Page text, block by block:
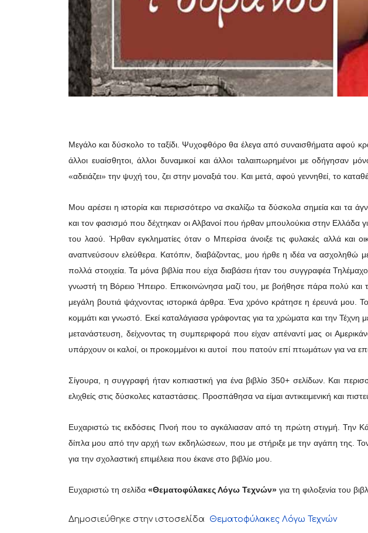
Μεγάλο και δύσκολο το ταξίδι. Ψυχοφθόρο θα έλεγα από συναισθήματα αφού
άλλοι ευαίσθητοι, άλλοι δυναμικοί και άλλοι ταλαιπωρημένοι με
«αδειάζει» την ψυχή του, ζει στην μοναξιά του. Και μετά, αφού γεννηθεί, το
Μου αρέσει η ιστορία και περισσότερο να σκαλίζω τα δύσκολα σημεία και τα
και τον φασισμό που δέχτηκαν οι Αλβανοί που ήρθαν μπουλούκια στην Ελλάδα
του λαού. Ήρθαν εγκληματίες όταν ο Μπερίσα άνοιξε τις φυλακές αλλά και
αναπνεύσουν ελεύθερα. Κατόπιν, διαβάζοντας, μου ήρθε η ιδέα να ασχοληθώ
πολλά στοιχεία. Τα μόνα βιβλία που είχα διαβάσει ήταν του συγγραφέα
γνωστή τη Βόρειο Ήπειρο. Επικοινώνησα μαζί του, με βοήθησε πάρα πολύ και
μεγάλη βουτιά ψάχνοντας ιστορικά άρθρα. Ένα χρόνο κράτησε η έρευνά
κομμάτι και γνωστό. Εκεί καταλάγιασα γράφοντας για τα χρώματα και την
μετανάστευση, δείχνοντας τη συμπεριφορά που είχαν απέναντί μας οι
υπάρχουν οι καλοί, οι προκομμένοι κι αυτοί που πατούν επί πτωμάτων για να
Σίγουρα, η συγγραφή ήταν κοπιαστική για ένα βιβλίο 350+ σελίδων. Και
ελιχθείς στις δύσκολες καταστάσεις. Προσπάθησα να είμαι αντικειμενική και
Ευχαριστώ τις εκδόσεις Πνοή που το αγκάλιασαν από τη πρώτη στιγμή. Την
δίπλα μου από την αρχή των εκδηλώσεων, που με στήριξε με την αγάπη της.
για την σχολαστική επιμέλεια που έκανε στο βιβλίο μου.
Ευχαριστώ τη σελίδα «Θεματοφύλακες Λόγω Τεχνών» για τη φιλοξενία του
Δημοσιεύθηκε στην ιστοσελίδα Θεματοφύλακες Λόγω Τεχνών